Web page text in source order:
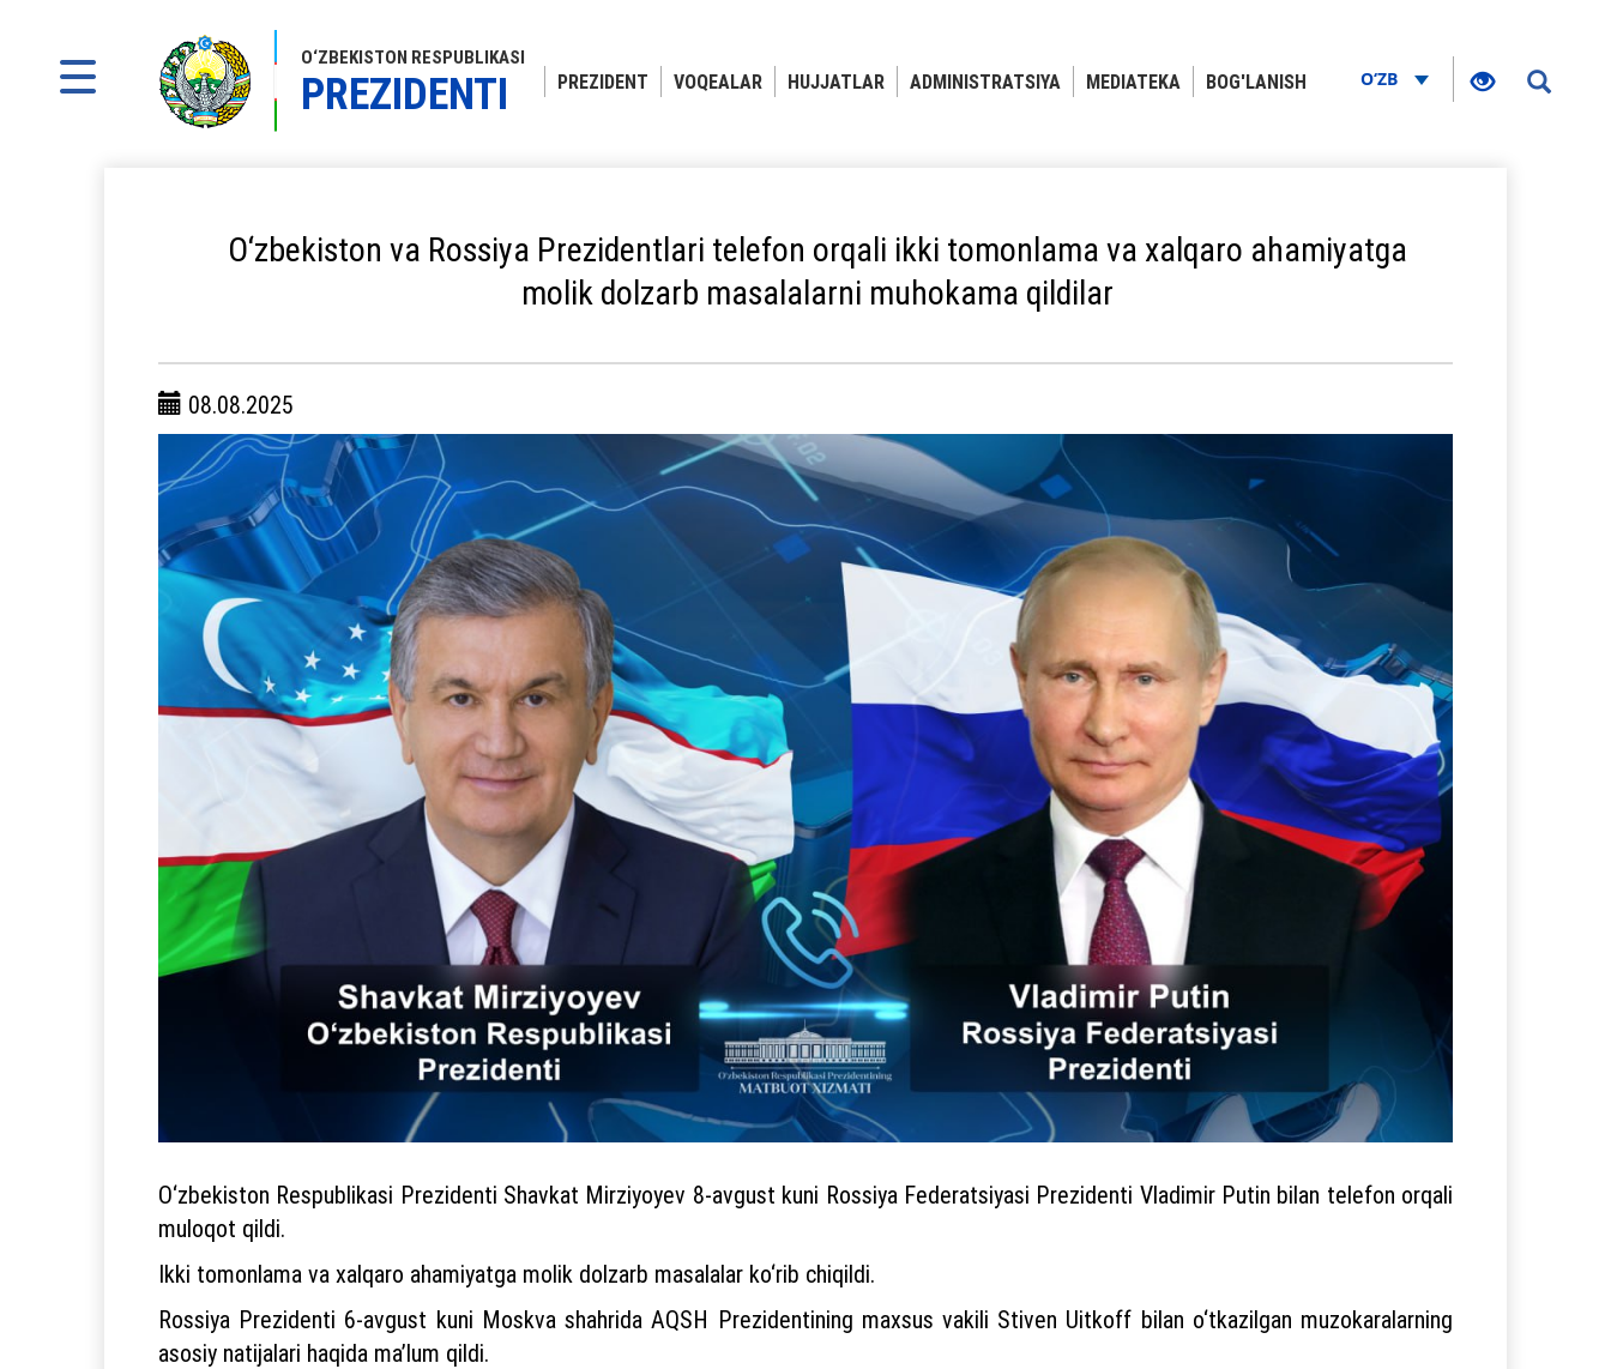
O‘ZBEKISTON RESPUBLIKASI
PREZIDENTI PREZIDENT VOQEALAR HUJJATLAR ADMINISTRATSIYA MEDIATEKA BOG'LANISH O‘ZB
O‘zbekiston va Rossiya Prezidentlari telefon orqali ikki tomonlama va xalqaro ahamiyatga
molik dolzarb masalalarni muhokama qildilar
08.08.2025
O‘zbekiston Respublikasi Prezidenti Shavkat Mirziyoyev 8-avgust kuni Rossiya Federatsiyasi Prezidenti Vladimir Putin bilan telefon orqali
muloqot qildi.
Ikki tomonlama va xalqaro ahamiyatga molik dolzarb masalalar ko‘rib chiqildi.
Rossiya Prezidenti 6-avgust kuni Moskva shahrida AQSH Prezidentining maxsus vakili Stiven Uitkoff bilan o‘tkazilgan muzokaralarning
asosiy natijalari haqida ma’lum qildi.